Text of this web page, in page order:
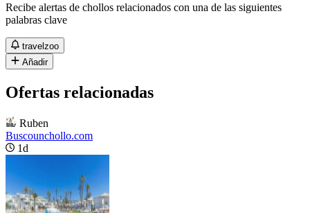
Recibe alertas de chollos relacionados con una de las siguientes
palabras clave
travelzoo
Añadir
Ofertas relacionadas
Ruben
Buscounchollo.com
1d